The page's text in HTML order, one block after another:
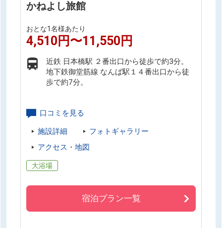
かねよし旅館
おとな1名様あたり
4,510円〜11,550円
近鉄 日本橋駅 ２番出口から徒歩で約3分。
地下鉄御堂筋線 なんば駅１４番出口から徒
歩で約7分。
口コミを見る
施設詳細
フォトギャラリー
アクセス・地図
大浴場
宿泊プラン一覧